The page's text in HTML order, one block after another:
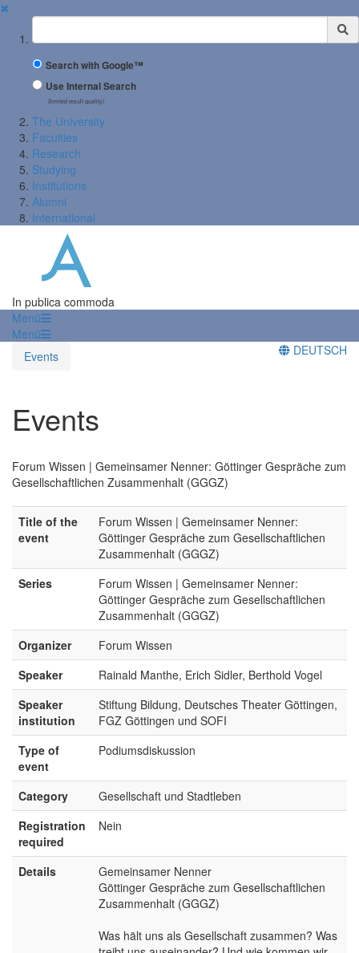
✖
Suchbegriff
Search with Google™
Use Internal Search
(limited result quality)
The University
Faculties
Research
Studying
Institutions
Alumni
International
In publica commoda
Menü
Menü
Events
DEUTSCH
Events
Forum Wissen | Gemeinsamer Nenner: Göttinger Gespräche zum
Gesellschaftlichen Zusammenhalt (GGGZ)
Title of the
event
Forum Wissen | Gemeinsamer Nenner:
Göttinger Gespräche zum Gesellschaftlichen
Zusammenhalt (GGGZ)
Series
Forum Wissen | Gemeinsamer Nenner:
Göttinger Gespräche zum Gesellschaftlichen
Zusammenhalt (GGGZ)
Organizer
Forum Wissen
Speaker
Rainald Manthe, Erich Sidler, Berthold Vogel
Speaker
institution
Stiftung Bildung, Deutsches Theater Göttingen,
FGZ Göttingen und SOFI
Type of
event
Podiumsdiskussion
Category
Gesellschaft und Stadtleben
Registration
required
Nein
Details
Gemeinsamer Nenner
Göttinger Gespräche zum Gesellschaftlichen
Zusammenhalt (GGGZ)
Was hält uns als Gesellschaft zusammen? Was